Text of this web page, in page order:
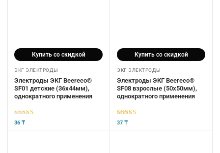
Купить со скидкой
ЭКГ ЭЛЕКТРОДЫ
Электроды ЭКГ Beereco®
SF01 детские (36х44мм),
однократного применения
5из 5
36 ₸
Купить со скидкой
ЭКГ ЭЛЕКТРОДЫ
Электроды ЭКГ Beereco®
SF08 взрослые (50х50мм),
однократного применения
5из 5
37 ₸